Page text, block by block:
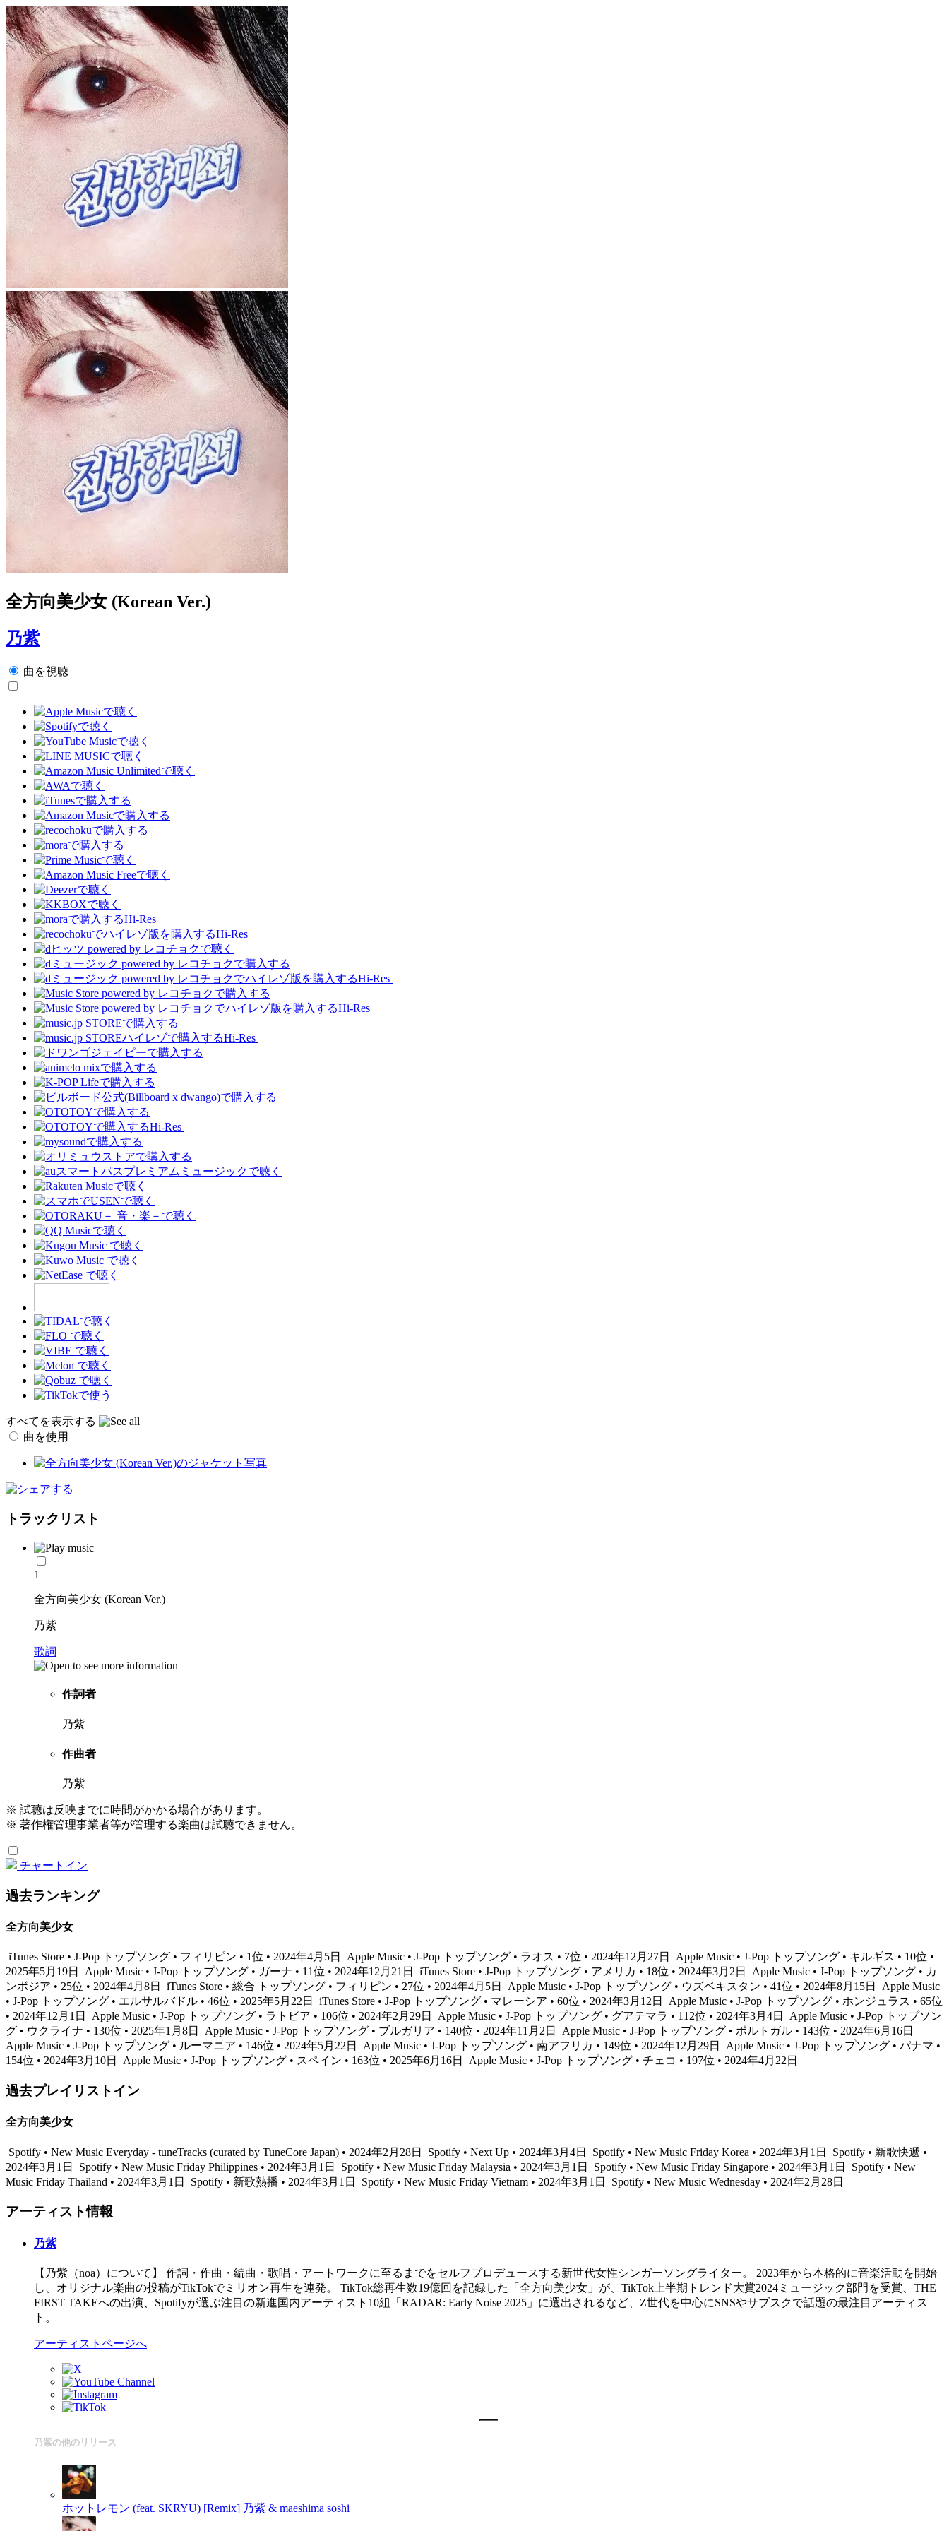
全方向美少女 (Korean Ver.)
乃紫
曲を視聴
Hi-Res
Hi-Res
Hi-Res
Hi-Res
Hi-Res
Hi-Res
すべてを表示する
曲を使用
トラックリスト
1
全方向美少女 (Korean Ver.)
乃紫
歌詞
作詞者
乃紫
作曲者
乃紫
※ 試聴は反映までに時間がかかる場合があります。
※ 著作権管理事業者等が管理する楽曲は試聴できません。
チャートイン
過去ランキング
全方向美少女
iTunes Store • J-Pop トップソング • フィリピン • 1位 • 2024年4月5日 Apple Music • J-Pop トップソング • ラオス • 7位 • 2024年12月27日
Apple Music • J-Pop トップソング • キルギス • 10位 •
2025年5月19日
Apple Music • J-Pop トップソング • ガーナ • 11位 • 2024年12月21日 iTunes Store • J-Pop トップソング • アメリカ • 18位 • 2024年3月2日
Apple Music • J-Pop トップソング • カ
ンボジア • 25位 • 2024年4月8日
iTunes Store • 総合 トップソング • フィリピン • 27位 • 2024年4月5日 Apple Music • J-Pop トップソング • ウズベキスタン • 41位 • 2024年8月15日
Apple Music
• J-Pop トップソング • エルサルバドル • 46位 • 2025年5月22日
iTunes Store • J-Pop トップソング • マレーシア • 60位 • 2024年3月12日
Apple Music • J-Pop トップソング • ホンジュラス • 65位
• 2024年12月1日
Apple Music • J-Pop トップソング • ラトビア • 106位 • 2024年2月29日 Apple Music • J-Pop トップソング • グアテマラ • 112位 • 2024年3月4日
Apple Music • J-Pop トップソン
グ • ウクライナ • 130位 • 2025年1月8日
Apple Music • J-Pop トップソング • ブルガリア • 140位 • 2024年11月2日
Apple Music • J-Pop トップソング • ポルトガル • 143位 • 2024年6月16日
Apple Music • J-Pop トップソング • ルーマニア • 146位 • 2024年5月22日
Apple Music • J-Pop トップソング • 南アフリカ • 149位 • 2024年12月29日
Apple Music • J-Pop トップソング • パナマ •
154位 • 2024年3月10日
Apple Music • J-Pop トップソング • スペイン • 163位 • 2025年6月16日 Apple Music • J-Pop トップソング • チェコ • 197位 • 2024年4月22日
過去プレイリストイン
全方向美少女
Spotify • New Music Everyday - tuneTracks (curated by TuneCore Japan) • 2024年2月28日 Spotify • Next Up • 2024年3月4日 Spotify • New Music Friday Korea • 2024年3月1日
Spotify • 新歌快遞 •
2024年3月1日
Spotify • New Music Friday Philippines • 2024年3月1日 Spotify • New Music Friday Malaysia • 2024年3月1日 Spotify • New Music Friday Singapore • 2024年3月1日
Spotify • New
Music Friday Thailand • 2024年3月1日
Spotify • 新歌熱播 • 2024年3月1日 Spotify • New Music Friday Vietnam • 2024年3月1日 Spotify • New Music Wednesday • 2024年2月28日
アーティスト情報
乃紫
【乃紫（noa）について】 作詞・作曲・編曲・歌唱・アートワークに至るまでをセルフプロデュースする新世代女性シンガーソングライター。 2023年から本格的に音楽活動を開始
し、オリジナル楽曲の投稿がTikTokでミリオン再生を連発。 TikTok総再生数19億回を記録した「全方向美少女」が、TikTok上半期トレンド大賞2024ミュージック部門を受賞、THE
FIRST TAKEへの出演、Spotifyが選ぶ注目の新進国内アーティスト10組「RADAR: Early Noise 2025」に選出されるなど、Z世代を中心にSNSやサブスクで話題の最注目アーティス
ト。
アーティストページへ
乃紫の他のリリース
ホットレモン (feat. SKRYU) [Remix] 乃紫 & maeshima soshi